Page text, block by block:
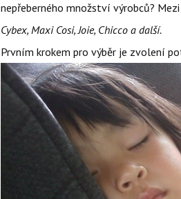
nepřeberného množství výrobců?
Cybex, Maxi Cosi, Joie, Chicco a další.
Prvním krokem pro výběr je zvolení